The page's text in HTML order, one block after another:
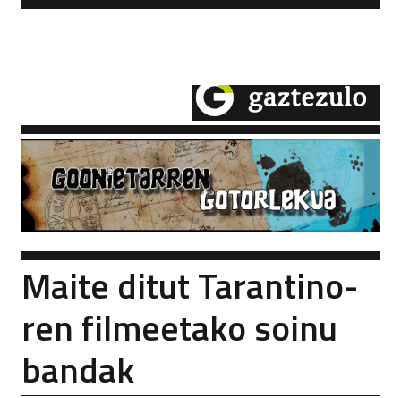
GOONIETARREN GOTORLEKUA
Maite ditut Tarantino-
ren filmeetako soinu
bandak